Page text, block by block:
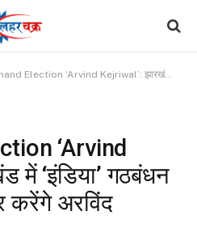
‘Arvind Kejriwal’: झारखंड में ‘इंडिया’ गठबंधन दलों के लिए प्रचार करेंगे अरविंद केजरीवाल
‘Arvind
में ‘इंडिया’ गठबंधन
करेंगे अरविंद